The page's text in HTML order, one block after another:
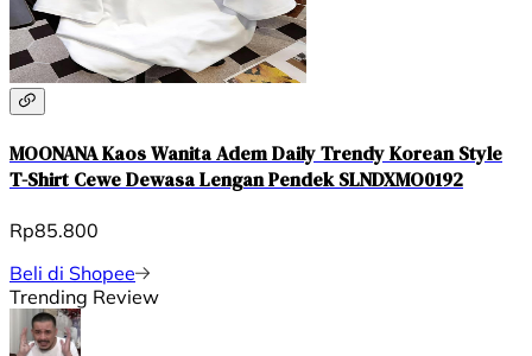
MOONANA Kaos Wanita Adem Daily Trendy Korean Style
T-Shirt Cewe Dewasa Lengan Pendek SLNDXMO0192
Rp85.800
Beli di Shopee
Trending Review